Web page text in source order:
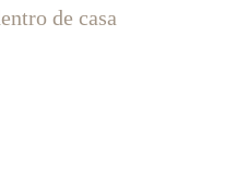
de casa